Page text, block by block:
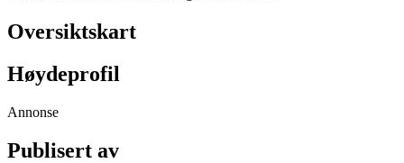
Oversiktskart
Høydeprofil
Annonse
Publisert av